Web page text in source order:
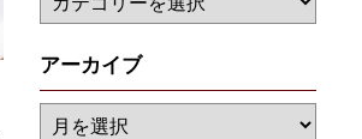
アーカイブ